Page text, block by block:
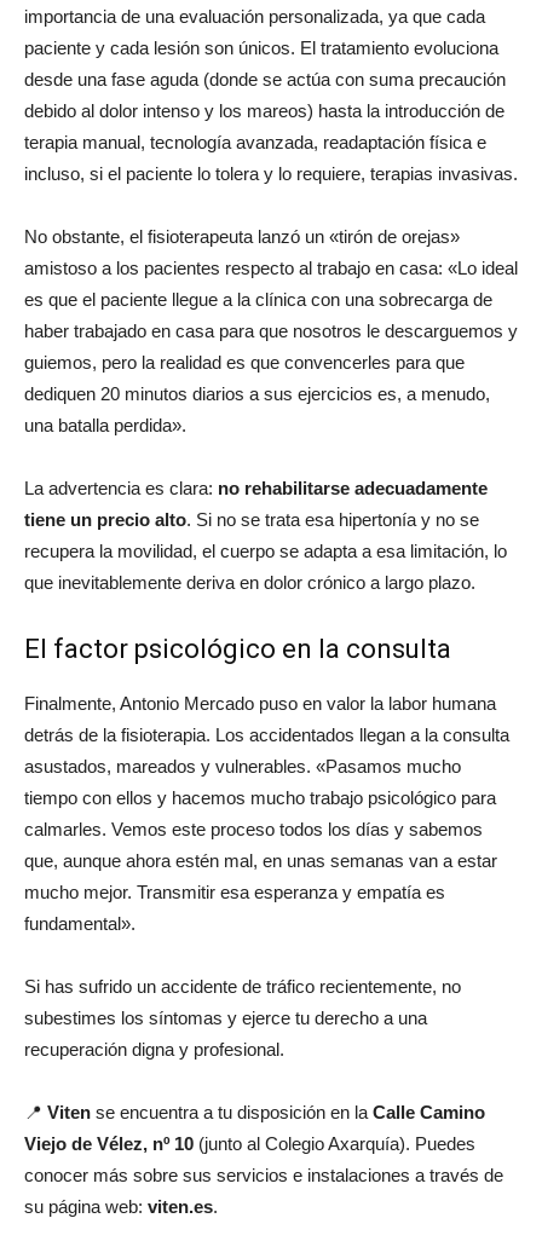
importancia de una evaluación personalizada, ya que cada
paciente y cada lesión son únicos. El tratamiento evoluciona
desde una fase aguda (donde se actúa con suma precaución
debido al dolor intenso y los mareos) hasta la introducción de
terapia manual, tecnología avanzada, readaptación física e
incluso, si el paciente lo tolera y lo requiere, terapias invasivas.
No obstante, el fisioterapeuta lanzó un «tirón de orejas»
amistoso a los pacientes respecto al trabajo en casa: «Lo ideal
es que el paciente llegue a la clínica con una sobrecarga de
haber trabajado en casa para que nosotros le descarguemos y
guiemos, pero la realidad es que convencerles para que
dediquen 20 minutos diarios a sus ejercicios es, a menudo,
una batalla perdida».
La advertencia es clara: no rehabilitarse adecuadamente
tiene un precio alto. Si no se trata esa hipertonía y no se
recupera la movilidad, el cuerpo se adapta a esa limitación, lo
que inevitablemente deriva en dolor crónico a largo plazo.
El factor psicológico en la consulta
Finalmente, Antonio Mercado puso en valor la labor humana
detrás de la fisioterapia. Los accidentados llegan a la consulta
asustados, mareados y vulnerables. «Pasamos mucho
tiempo con ellos y hacemos mucho trabajo psicológico para
calmarles. Vemos este proceso todos los días y sabemos
que, aunque ahora estén mal, en unas semanas van a estar
mucho mejor. Transmitir esa esperanza y empatía es
fundamental».
Si has sufrido un accidente de tráfico recientemente, no
subestimes los síntomas y ejerce tu derecho a una
recuperación digna y profesional.
📍 Viten se encuentra a tu disposición en la Calle Camino
Viejo de Vélez, nº 10 (junto al Colegio Axarquía). Puedes
conocer más sobre sus servicios e instalaciones a través de
su página web: viten.es.